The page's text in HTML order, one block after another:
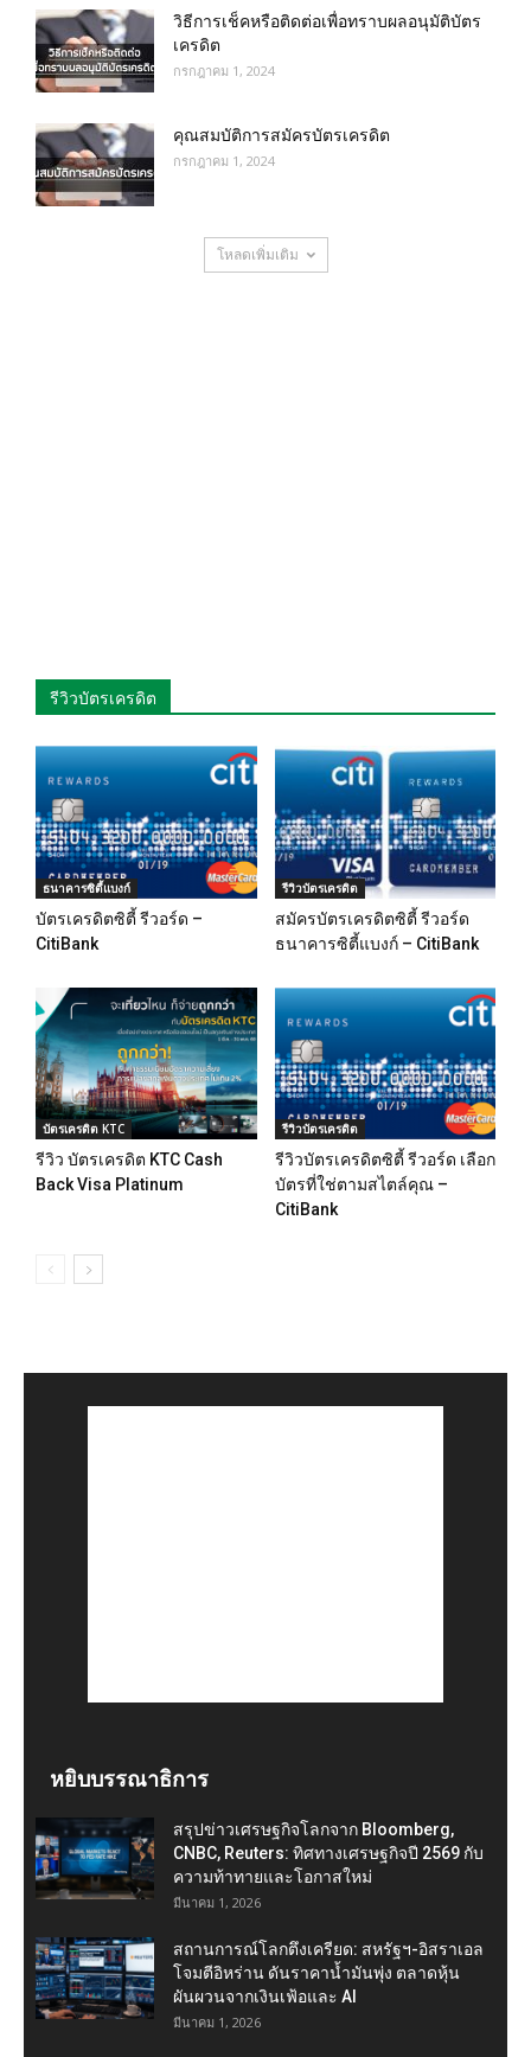
วิธีการเช็คหรือติดต่อเพื่อทราบผลอนุมัติบัตร
เครดิต
กรกฎาคม 1, 2024
คุณสมบัติการสมัครบัตรเครดิต
กรกฎาคม 1, 2024
โหลดเพิ่มเติม
รีวิวบัตรเครดิต
ธนาคารซิตี้แบงก์
บัตรเครดิตซิตี้ รีวอร์ด –
CitiBank
รีวิวบัตรเครดิต
สมัครบัตรเครดิตซิตี้ รีวอร์ด
ธนาคารซิตี้แบงก์ – CitiBank
บัตรเครดิต KTC
รีวิว บัตรเครดิต KTC Cash
Back Visa Platinum
รีวิวบัตรเครดิต
รีวิวบัตรเครดิตซิตี้ รีวอร์ด เลือก
บัตรที่ใช่ตามสไตล์คุณ –
CitiBank
หยิบบรรณาธิการ
สรุปข่าวเศรษฐกิจโลกจาก Bloomberg,
CNBC, Reuters: ทิศทางเศรษฐกิจปี 2569 กับ
ความท้าทายและโอกาสใหม่
มีนาคม 1, 2026
สถานการณ์โลกตึงเครียด: สหรัฐฯ-อิสราเอล
โจมตีอิหร่าน ดันราคาน้ำมันพุ่ง ตลาดหุ้น
ผันผวนจากเงินเฟ้อและ AI
มีนาคม 1, 2026